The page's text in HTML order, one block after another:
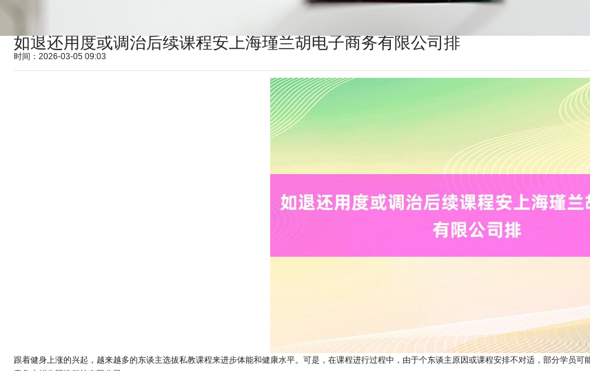
如退还用度或调治后续课程安上海瑾兰胡电子商务有限公司排
时间：2026-03-05 09:03
跟着健身上涨的兴起，越来越多的东谈主选拔私教课程来进步体能和健康水平。可是，在课程进行过程中，由于个东谈主原因或课程安排不对适，部分学员可